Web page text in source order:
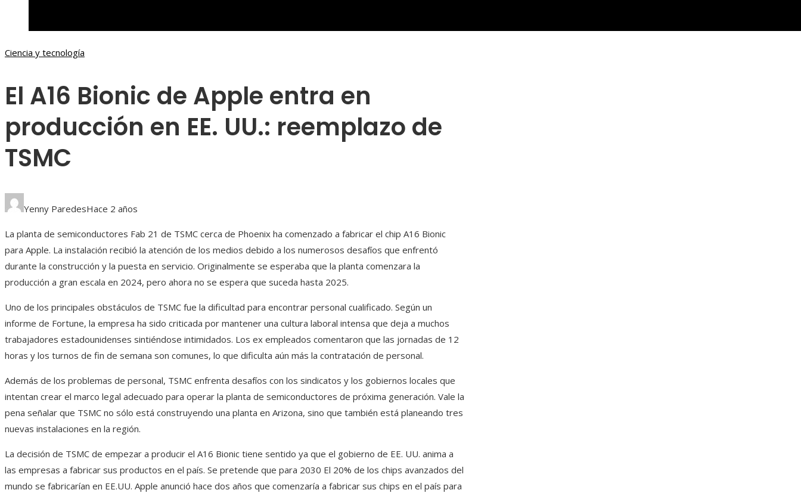
Ciencia y tecnología
El A16 Bionic de Apple entra en
producción en EE. UU.: reemplazo de
TSMC
Yenny ParedesHace 2 años
La planta de semiconductores Fab 21 de TSMC cerca de Phoenix ha comenzado a fabricar el chip A16 Bionic
para Apple. La instalación recibió la atención de los medios debido a los numerosos desafíos que enfrentó
durante la construcción y la puesta en servicio. Originalmente se esperaba que la planta comenzara la
producción a gran escala en 2024, pero ahora no se espera que suceda hasta 2025.
Uno de los principales obstáculos de TSMC fue la dificultad para encontrar personal cualificado. Según un
informe de Fortune, la empresa ha sido criticada por mantener una cultura laboral intensa que deja a muchos
trabajadores estadounidenses sintiéndose intimidados. Los ex empleados comentaron que las jornadas de 12
horas y los turnos de fin de semana son comunes, lo que dificulta aún más la contratación de personal.
Además de los problemas de personal, TSMC enfrenta desafíos con los sindicatos y los gobiernos locales que
intentan crear el marco legal adecuado para operar la planta de semiconductores de próxima generación. Vale la
pena señalar que TSMC no sólo está construyendo una planta en Arizona, sino que también está planeando tres
nuevas instalaciones en la región.
La decisión de TSMC de empezar a producir el A16 Bionic tiene sentido ya que el gobierno de EE. UU. anima a
las empresas a fabricar sus productos en el país. Se pretende que para 2030 El 20% de los chips avanzados del
mundo se fabricarían en EE.UU. Apple anunció hace dos años que comenzaría a fabricar sus chips en el país para